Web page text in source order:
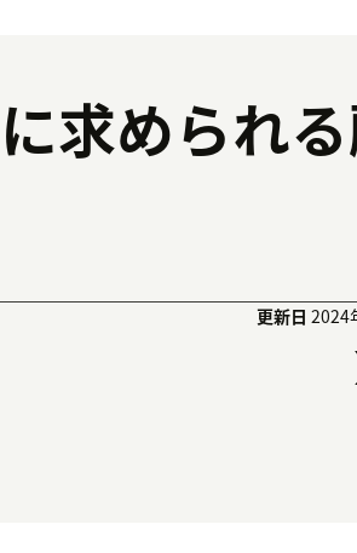
求められ
更新日 2024